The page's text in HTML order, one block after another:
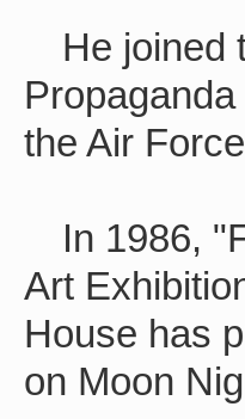
He joined
the Air
In 1986,
Art
House has
on Moon